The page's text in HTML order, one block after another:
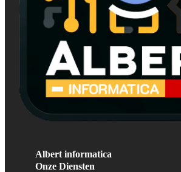
Albert informatica
Onze Diensten